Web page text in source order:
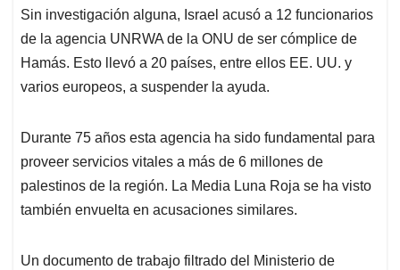
Sin investigación alguna, Israel acusó a 12 funcionarios
de la agencia UNRWA de la ONU de ser cómplice de
Hamás. Esto llevó a 20 países, entre ellos EE. UU. y
varios europeos, a suspender la ayuda.
Durante 75 años esta agencia ha sido fundamental para
proveer servicios vitales a más de 6 millones de
palestinos de la región. La Media Luna Roja se ha visto
también envuelta en acusaciones similares.
Un documento de trabajo filtrado del Ministerio de